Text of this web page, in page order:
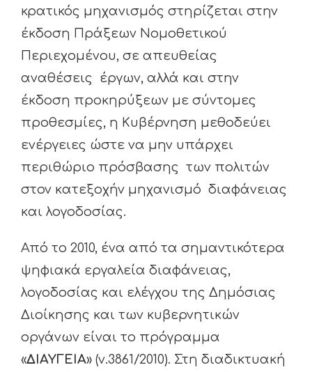
κρατικός μηχανισμός στηρίζεται στην
έκδοση Πράξεων Νομοθετικού
Περιεχομένου, σε απευθείας
αναθέσεις έργων, αλλά και στην
έκδοση προκηρύξεων με σύντομες
προθεσμίες, η Κυβέρνηση μεθοδεύει
ενέργειες ώστε να μην υπάρχει
περιθώριο πρόσβασης των πολιτών
στον κατεξοχήν μηχανισμό διαφάνειας
και λογοδοσίας.
Από το 2010, ένα από τα σημαντικότερα
ψηφιακά εργαλεία διαφάνειας,
λογοδοσίας και ελέγχου της Δημόσιας
Διοίκησης και των κυβερνητικών
οργάνων είναι το πρόγραμμα
«ΔΙΑΥΓΕΙΑ» (ν.3861/2010). Στη διαδικτυακή